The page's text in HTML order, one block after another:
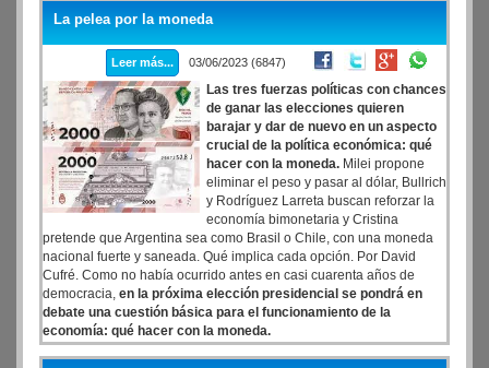
La pelea por la moneda
Leer más... 03/06/2023 (6847)
Las tres fuerzas políticas con chances
de ganar las elecciones quieren
barajar y dar de nuevo en un aspecto
crucial de la política económica: qué
hacer con la moneda. Milei propone
eliminar el peso y pasar al dólar, Bullrich
y Rodríguez Larreta buscan reforzar la
economía bimonetaria y Cristina
pretende que Argentina sea como Brasil o Chile, con una moneda
nacional fuerte y saneada. Qué implica cada opción. Por David
Cufré. Como no había ocurrido antes en casi cuarenta años de
democracia, en la próxima elección presidencial se pondrá en
debate una cuestión básica para el funcionamiento de la
economía: qué hacer con la moneda.